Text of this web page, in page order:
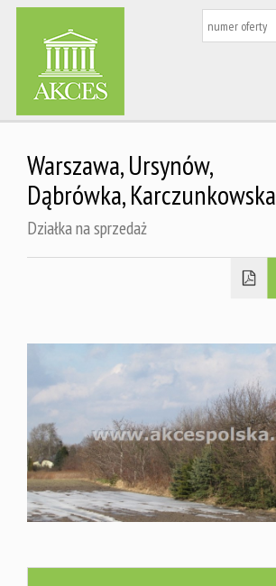
Warszawa, Ursynów,
Dąbrówka, Karczunkowska
Działka na sprzedaż